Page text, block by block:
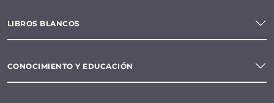
LIBROS BLANCOS
CONOCIMIENTO Y EDUCACIÓN